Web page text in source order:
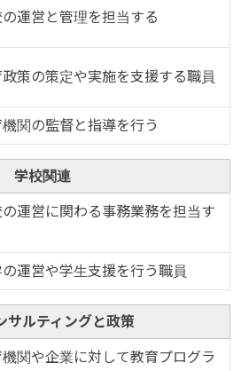
運営と管理を担当する
策の策定や実施を支援する職員
関の監督と指導を行う
学校関連
運営に関わる事務業務を担当す
の運営や学生支援を行う職員
サルティングと政策
関や企業に対して教育プログラ